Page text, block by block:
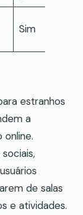
Sim
estranhos
a
de salas
e atividades.